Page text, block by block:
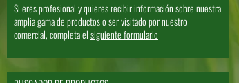
Si eres profesional y quieres recibir información sobre nuestra
amplia gama de productos o ser visitado por nuestro
comercial, completa elsiguiente formulario